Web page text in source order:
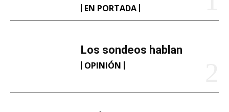
EN PORTADA
Los sondeos hablan
OPINIÓN